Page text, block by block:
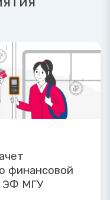
финансовой
ЭФ МГУ